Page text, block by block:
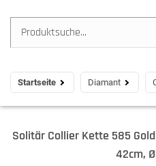
Startseite Diamant
Solitär Collier Kette 585
42cm,